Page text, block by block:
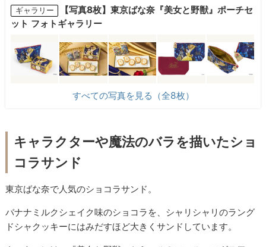
ギャラリー
【写真8枚】東京ばな奈『美女と野獣』ポーチセ
ット フォトギャラリー
すべての写真を見る（全8枚）
キャラクターや魔法のバラを描いたショ
コラサンド
東京ばな奈で人気のショコラサンド。
バナナミルクシェイク味のショコラを、シャリシャリのラング
ドシャクッキーにはみだすほど大きくサンドしています。